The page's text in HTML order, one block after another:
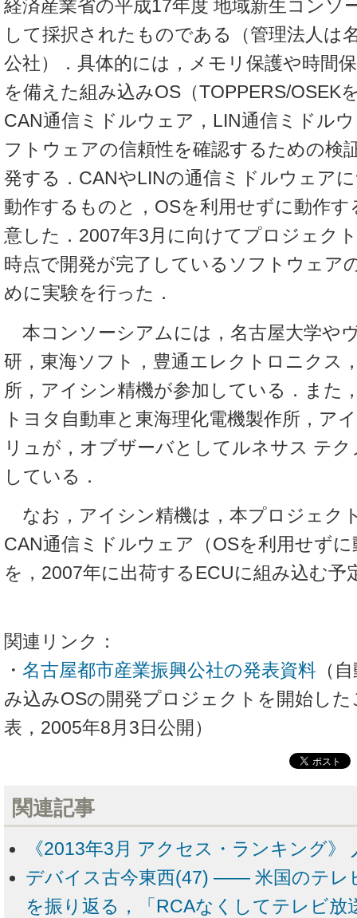
経済産業省の平成17年度 地域新生コンソ
して採択されたものである（管理法人は
公社）．具体的には，メモリ保護や時間
を備えた組み込みOS（TOPPERS/OSEK
CAN通信ミドルウェア，LIN通信ミドル
フトウェアの信頼性を確認するための検
発する．CANやLINの通信ミドルウェア
動作するものと，OSを利用せずに動作
意した．2007年3月に向けてプロジェク
時点で開発が完了しているソフトウェア
めに実験を行った．
本コンソーシアムには，名古屋大学や
研，東海ソフト，豊通エレクトロニクス
所，アイシン精機が参加している．また
トヨタ自動車と東海理化電機製作所，ア
リュが，オブザーバとしてルネサス テ
している．
なお，アイシン精機は，本プロジェク
CAN通信ミドルウェア（OSを利用せず
を，2007年に出荷するECUに組み込む予
関連リンク：
・ 名古屋都市産業振興公社の発表資料 （
み込みOSの開発プロジェクトを開始し
表，2005年8月3日公開）
関連記事
《2013年3月 アクセス・ランキング》
デバイス古今東西(47) ―― 米国のテレ
を振り返る，「RCAなくしてテレビ放